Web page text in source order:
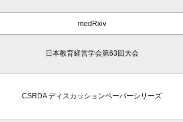
medRxiv
日本教育経営学会第63回大会
CSRDA ディスカッションペーパーシリーズ